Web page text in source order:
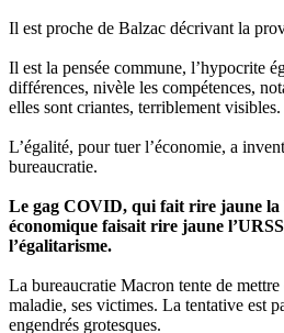
Il est proche de Balzac décrivant la
Il est la pensée commune, l’hypocrite
différences, nivèle les compétences,
elles sont criantes, terriblement visibles.
L’égalité, pour tuer l’économie, a
bureaucratie.
Le gag COVID, qui fait rire jaune la
économique faisait rire jaune
l’égalitarisme.
La bureaucratie Macron tente de
maladie, ses victimes. La tentative est
engendrés grotesques.